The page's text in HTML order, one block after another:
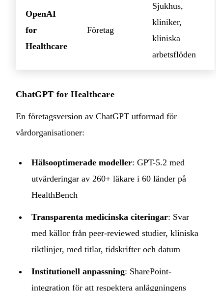
OpenAI
for
Healthcare
Företag
Sjukhus,
kliniker,
kliniska
arbetsflöden
ChatGPT for Healthcare
En företagsversion av ChatGPT utformad för
vårdorganisationer:
Hälsooptimerade modeller: GPT-5.2 med
utvärderingar av 260+ läkare i 60 länder på
HealthBench
Transparenta medicinska citeringar: Svar
med källor från peer-reviewed studier, kliniska
riktlinjer, med titlar, tidskrifter och datum
Institutionell anpassning: SharePoint-
integration för att respektera anläggningens